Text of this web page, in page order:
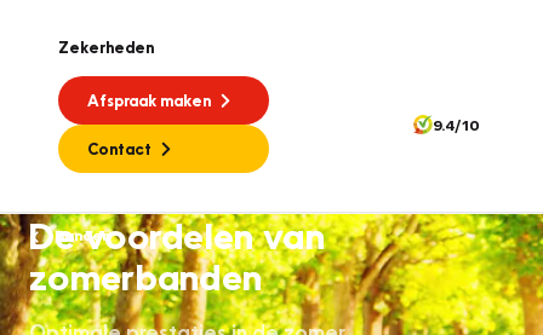
Zekerheden
Afspraak maken
Contact
9.4/10
Banden
De voordelen van
zomerbanden